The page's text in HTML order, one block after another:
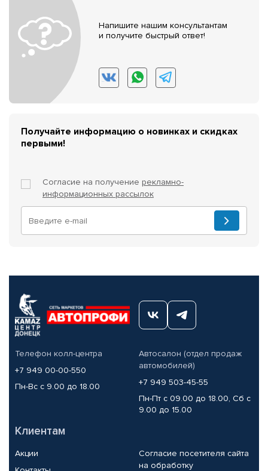
Напишите нашим консультантам
и получите быстрый ответ!
Получайте информацию о новинках и скидках
первыми!
Согласие на получение рекламно-
информационных рассылок
Телефон колл-центра
+7 949 00-00-550
Пн-Вс с 9.00 до 18.00
Автосалон (отдел продаж
автомобилей)
+7 949 503-45-55
Пн-Пт с 09.00 до 18.00, Сб с
9.00 до 15.00
Клиентам
Акции
Согласие посетителя сайта
на обработку